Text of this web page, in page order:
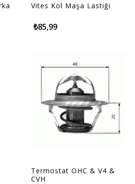
Vites Kol Maşa Lastiği
₺85,99
Termostat OHC & V4 &
CVH